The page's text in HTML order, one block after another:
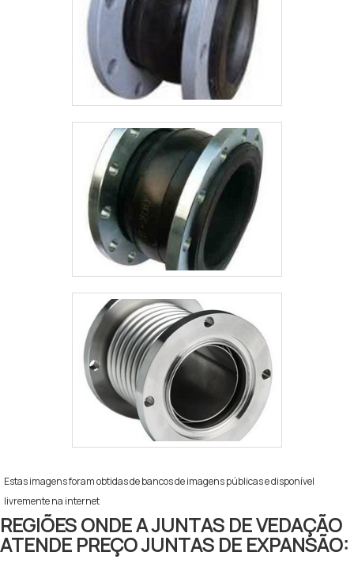
Estas imagens foram obtidas de bancos de imagens públicas e disponível
livremente na internet
REGIÕES ONDE A JUNTAS DE VEDAÇÃO
ATENDE PREÇO JUNTAS DE EXPANSÃO: